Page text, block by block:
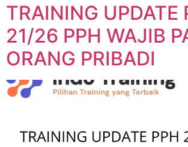
TRAINING UPDATE
21/26 PPH WAJIB
ORANG PRIBADI